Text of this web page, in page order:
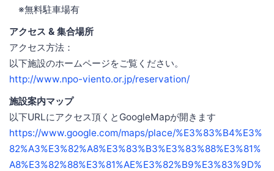
※無料駐車場有
アクセス & 集合場所
アクセス方法：
以下施設のホームページをご覧ください。
http://www.npo-viento.or.jp/reservation/
施設案内マップ
以下URLにアクセス頂くとGoogleMapが開きます
https://www.google.com/maps/place/%E3%83%B4%E3%
82%A3%E3%82%A8%E3%83%B3%E3%83%88%E3%81%
A8%E3%82%88%E3%81%AE%E3%82%B9%E3%83%9D%